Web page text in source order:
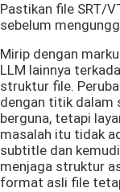
Pastikan file SRT/
sebelum
Mirip dengan
LLM lainnya
struktur file.
dengan titik dalam
berguna, tetapi
masalah itu tidak
subtitle dan
menjaga struktur
format asli file